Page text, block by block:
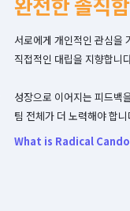
서로에게 개인적인 관심을
직접적인 대립을 지향합니
성장으로 이어지는 피드백
팀 전체가 더 노력해야 합니
What is Radical